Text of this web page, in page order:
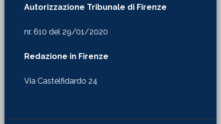
Autorizzazione Tribunale di Firenze
nr. 610 del 29/01/2020
Redazione in Firenze
Via Castelfidardo 24